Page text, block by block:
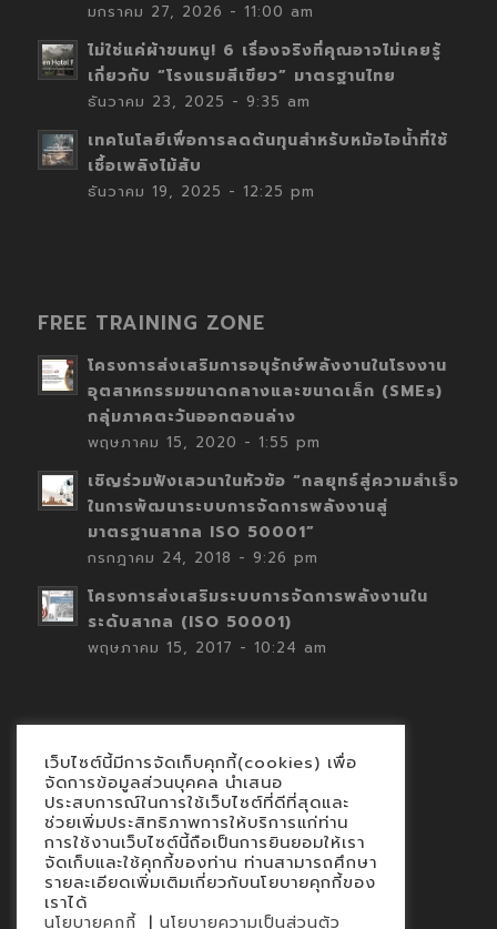
มกราคม 27, 2026 - 11:00 am
ไม่ใช่แค่ผ้าขนหนู! 6 เรื่องจริงที่คุณอาจไม่เคยรู้
เกี่ยวกับ “โรงแรมสีเขียว” มาตรฐานไทย
ธันวาคม 23, 2025 - 9:35 am
เทคโนโลยีเพื่อการลดต้นทุนสำหรับหม้อไอน้ำที่ใช้
เชื้อเพลิงไม้สับ
ธันวาคม 19, 2025 - 12:25 pm
FREE TRAINING ZONE
โครงการส่งเสริมการอนุรักษ์พลังงานในโรงงาน
อุตสาหกรรมขนาดกลางและขนาดเล็ก (SMEs)
กลุ่มภาคตะวันออกตอนล่าง
พฤษภาคม 15, 2020 - 1:55 pm
เชิญร่วมฟังเสวนาในหัวข้อ “กลยุทธ์สู่ความสำเร็จ
ในการพัฒนาระบบการจัดการพลังงานสู่
มาตรฐานสากล ISO 50001”
กรกฎาคม 24, 2018 - 9:26 pm
โครงการส่งเสริมระบบการจัดการพลังงานใน
ระดับสากล (ISO 50001)
พฤษภาคม 15, 2017 - 10:24 am
Contact
นโยบายคุกกี้
นโยบายข้อมูลส่วนบุคคล
เว็บไซต์นี้มีการจัดเก็บคุกกี้(cookies) เพื่อ
จัดการข้อมูลส่วนบุคคล นำเสนอ
ประสบการณ์ในการใช้เว็บไซต์ที่ดีที่สุดและ
ช่วยเพิ่มประสิทธิภาพการให้บริการแก่ท่าน
การใช้งานเว็บไซต์นี้ถือเป็นการยินยอมให้เรา
จัดเก็บและใช้คุกกี้ของท่าน ท่านสามารถศึกษา
รายละเอียดเพิ่มเติมเกี่ยวกับนโยบายคุกกี้ของ
เราได้
นโยบายคุกกี้ | นโยบายความเป็นส่วนตัว